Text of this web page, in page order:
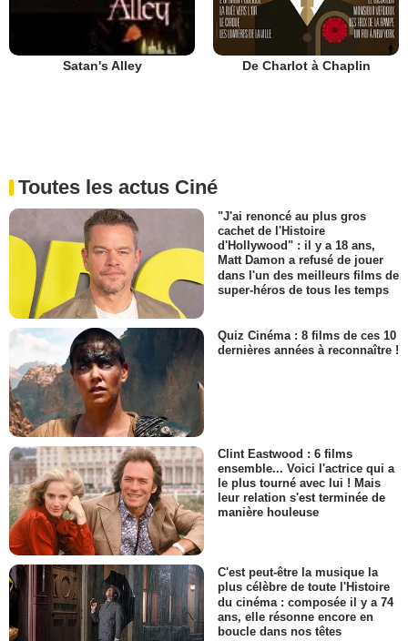
Satan's Alley De Charlot à Chaplin
Toutes les actus Ciné
"J'ai renoncé au plus gros
cachet de l'Histoire
d'Hollywood" : il y a 18 ans,
Matt Damon a refusé de jouer
dans l'un des meilleurs films de
super-héros de tous les temps
Quiz Cinéma : 8 films de ces 10
dernières années à reconnaître !
Clint Eastwood : 6 films
ensemble... Voici l'actrice qui a
le plus tourné avec lui ! Mais
leur relation s'est terminée de
manière houleuse
C'est peut-être la musique la
plus célèbre de toute l'Histoire
du cinéma : composée il y a 74
ans, elle résonne encore en
boucle dans nos têtes